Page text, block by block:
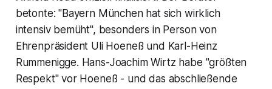
betonte: "Bayern München hat sich wirklich
intensiv bemüht", besonders in Person von
Ehrenpräsident Uli Hoeneß und Karl-Heinz
Rummenigge. Hans-Joachim Wirtz habe "größten
Respekt" vor Hoeneß - und das abschließende